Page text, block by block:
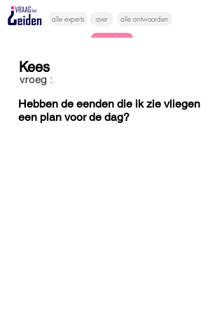
alle experts over alle antwoorden
vragen lessen
Kees
vroeg :
Hebben de eenden die ik zie vliegen
een plan voor de dag?